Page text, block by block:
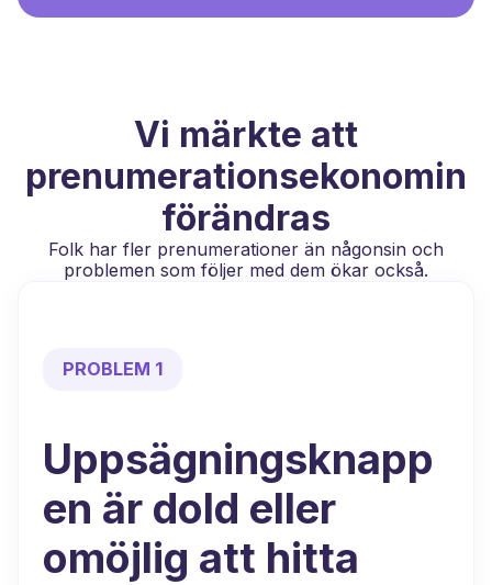
Vi märkte att
prenumerationsekonomin
förändras
Folk har fler prenumerationer än någonsin och
problemen som följer med dem ökar också.
PROBLEM 1
Uppsägningsknapp
en är dold eller
omöjlig att hitta